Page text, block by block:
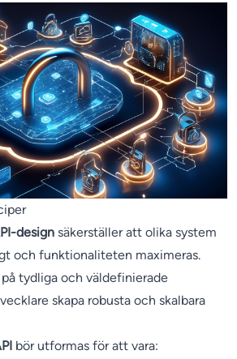
design säkerställer att olika system
och funktionaliteten maximeras.
tydliga och väldefinierade
skapa robusta och skalbara
bör utformas för att vara: